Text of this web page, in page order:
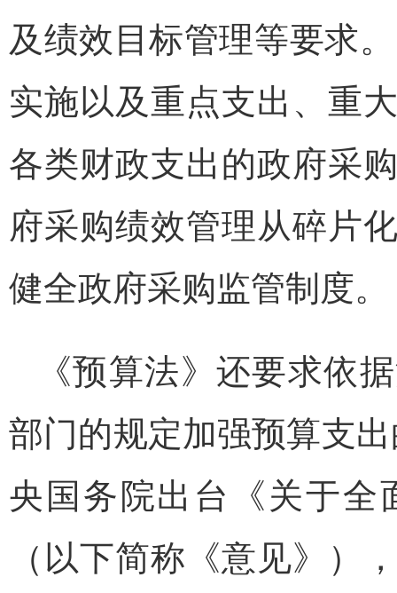
及绩效目标管理等要求
实施以及重点支出、重
各类财政支出的政府采
府采购绩效管理从碎片
健全政府采购监管制度。
《预算法》还要求依
部门的规定加强预算支
央国务院出台《关于全
（以下简称《意见》）